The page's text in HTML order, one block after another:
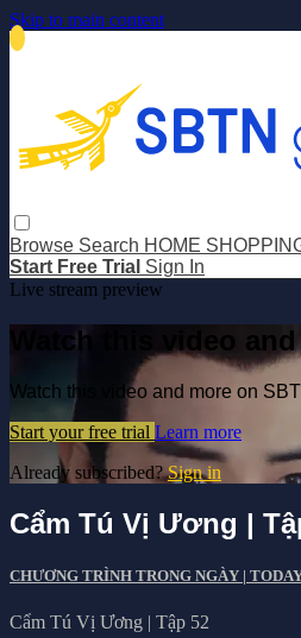
Skip to main content
Browse Search HOME
Start Free Trial Sign In
Live stream preview
Watch this video
Watch this video and more on
Start your free trial Learn more
Already subscribed?Sign in
Cẩm Tú Vị Ương |
CHƯƠNG TRÌNH TRONG NGÀY |
Cẩm Tú Vị Ương | Tập 52